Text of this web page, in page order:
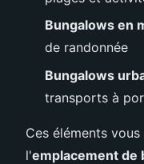
Bungalows en
de randonnée
Bungalows
transports à
Ces éléments
l'emplacement de